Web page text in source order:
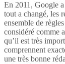
En 2011, Google
tout a changé, les
ensemble de
considéré comme
qu’il est très
comprennent
une très bonne